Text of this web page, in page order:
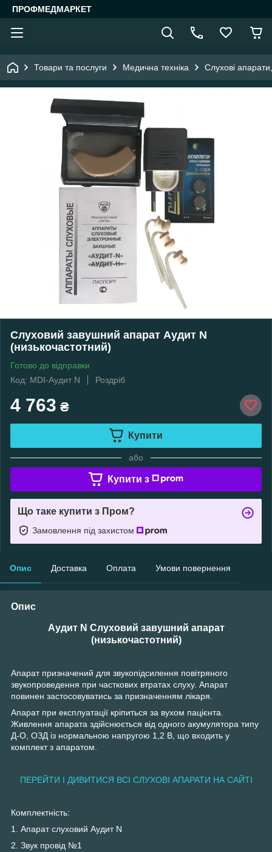
ПРОФМЕДМАРКЕТ
Товари та послуги Медична техніка Слухові
Слуховий завушний апарат Аудит N
(низькочастотний)
Готово до відправки
Код: MDI-Аудит N
Роздріб
4 763 ₴
Купити
або
Купити з
Що таке купити з Пром?
Замовлення під захистом
Опис Доставка Оплата Умови повернення
Опис
Аудит N Слуховий завушний апарат
(низькочастотний)
Апарат призначений для звукопідсилення повітряного
звукопроведення при часткових втратах слуху. Апарат
повинен застосовуватись за призначенням лікаря.
Апарат при експлуатації кріпиться за вухом пацієнта.
Живлення апарата здійснюється від одного акумулятора типу
Д-О, ОЗД із нормальною напругою 1,2 В, що входить у
комплект з апаратом.
ПЕРЕЙТИ І ДИВИТИСЯ ВСІ СЛУХОВІ АПАРАТИ НА САЙТІ
Комплектність:
1. Апарат слуховий Аудит N
2. Звук провід №1